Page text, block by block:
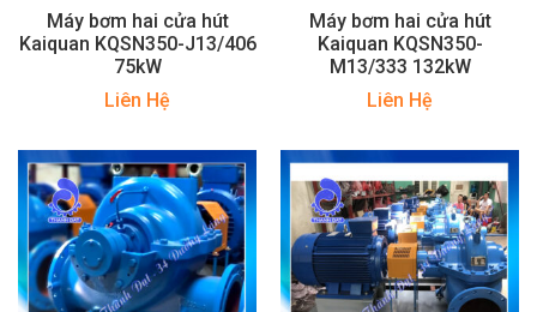
Máy bơm hai cửa hút
Kaiquan KQSN350-J13/406
75kW
Liên Hệ
Máy bơm hai cửa hút
Kaiquan KQSN350-
M13/333 132kW
Liên Hệ